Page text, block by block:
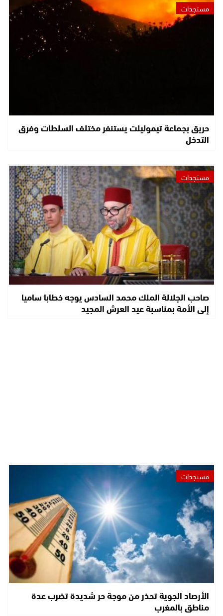
مستجدات
حريق بجماعة تيموليلت يستنفر مختلف السلطات وفرق
التدخل
مستجدات
صاحب الجلالة الملك محمد السادس يوجه خطابا ساميا
إلى الأمة بمناسبة عيد العرش المجيد
مستجدات
الأرصاد الجوية تحذر من موجة حر شديدة تضرب عدة
مناطق بالمغرب